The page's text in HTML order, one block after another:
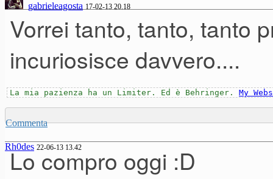
gabrieleagosta 17-02-13 20.18
Vorrei tanto, tanto, tanto
incuriosisce davvero....
La mia pazienza ha un Limiter. Ed è Behringer. My
Commenta
Rh0des 22-06-13 13.42
Lo compro oggi :D